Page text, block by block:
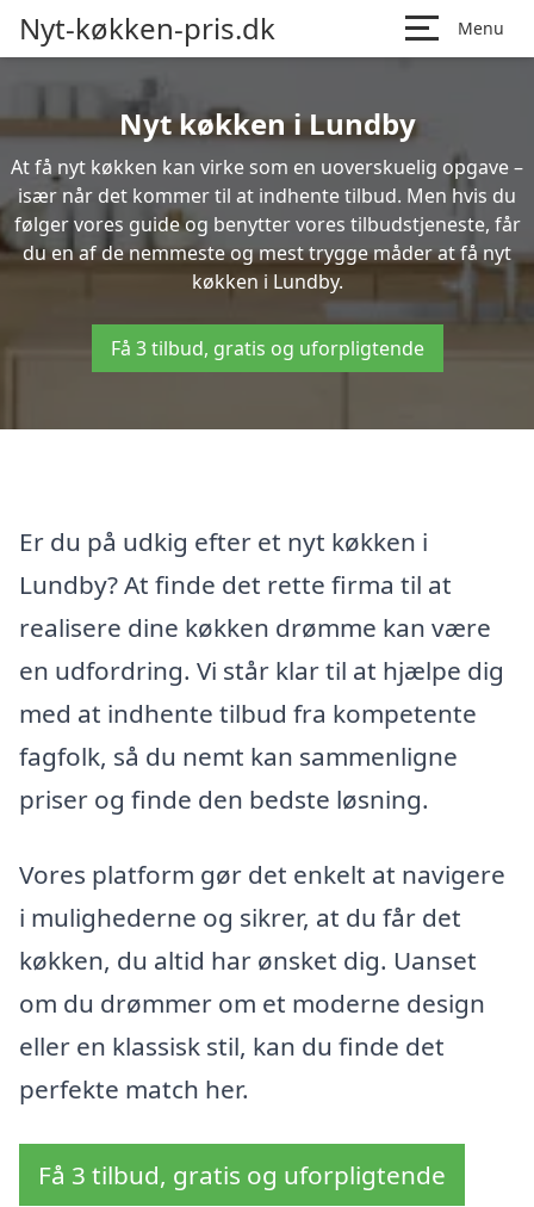
Nyt-køkken-pris.dk Menu
Nyt køkken i Lundby
At få nyt køkken kan virke som en uoverskuelig opgave –
især når det kommer til at indhente tilbud. Men hvis du
følger vores guide og benytter vores tilbudstjeneste, får
du en af de nemmeste og mest trygge måder at få nyt
køkken i Lundby.
Få 3 tilbud, gratis og uforpligtende
Er du på udkig efter et nyt køkken i
Lundby? At finde det rette firma til at
realisere dine køkken drømme kan være
en udfordring. Vi står klar til at hjælpe dig
med at indhente tilbud fra kompetente
fagfolk, så du nemt kan sammenligne
priser og finde den bedste løsning.
Vores platform gør det enkelt at navigere
i mulighederne og sikrer, at du får det
køkken, du altid har ønsket dig. Uanset
om du drømmer om et moderne design
eller en klassisk stil, kan du finde det
perfekte match her.
Få 3 tilbud, gratis og uforpligtende